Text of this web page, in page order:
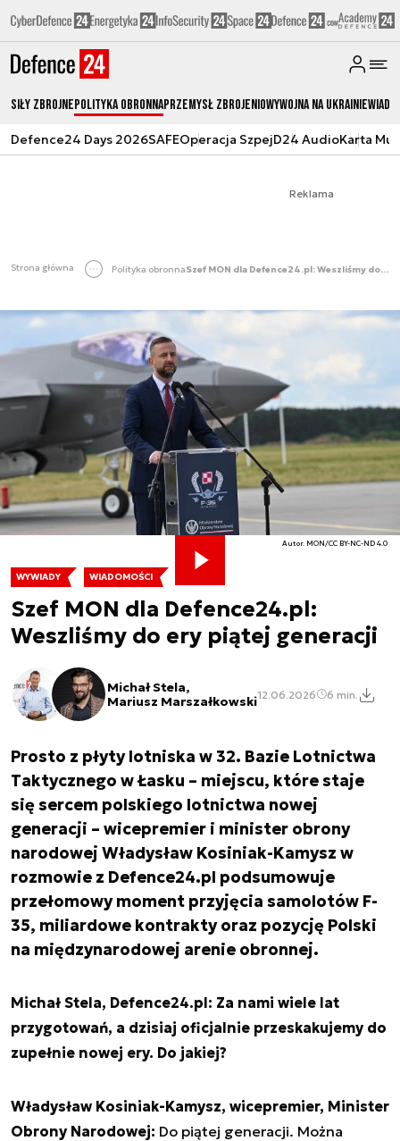
Siły zbrojnePolityka obronnaPrzemysł ZbrojeniowyWojna na Ukrainie
Defence24 Days 2026SAFEOperacja SzpejD24 AudioKarta
Reklama
Strona główna Polityka obronna Szef MON dla Defence24.pl: Weszliśmy do ery piątej generacji
WYWIADY WIADOMOŚCI
Szef MON dla Defence24.pl:
Weszliśmy do ery piątej generacji
Michał Stela,
Mariusz Marszałkowski12.06.2026 6 min.
Autor. MON/CC BY-NC-ND 4.0
Prosto z płyty lotniska w 32. Bazie Lotnictwa
Taktycznego w Łasku – miejscu, które staje
się sercem polskiego lotnictwa nowej
generacji – wicepremier i minister obrony
narodowej Władysław Kosiniak-Kamysz w
rozmowie z Defence24.pl podsumowuje
przełomowy moment przyjęcia samolotów F-
35, miliardowe kontrakty oraz pozycję Polski
na międzynarodowej arenie obronnej.
Michał Stela, Defence24.pl: Za nami wiele lat
przygotowań, a dzisiaj oficjalnie przeskakujemy do
zupełnie nowej ery. Do jakiej?
Władysław Kosiniak-Kamysz, wicepremier, Minister
Obrony Narodowej: Do piątej generacji. Można